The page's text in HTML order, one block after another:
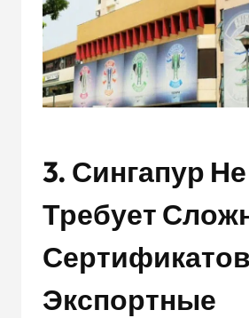
3. Сингапур Не
Требует
Экспортные